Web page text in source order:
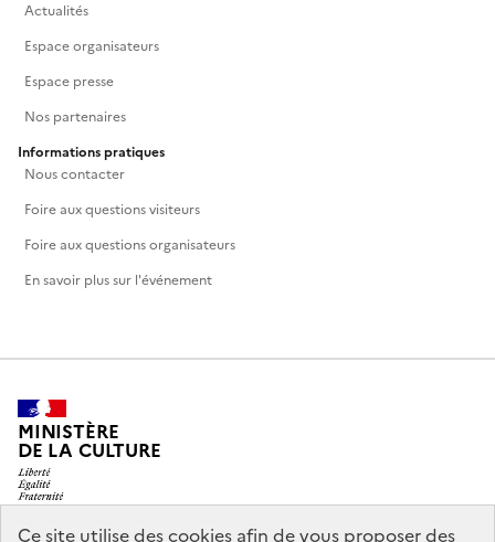
Ce site utilise des cookies afin de vous proposer des
Actualités
Espace organisateurs
Espace presse
Nos partenaires
Informations pratiques
Nous contacter
Foire aux questions visiteurs
Foire aux questions organisateurs
En savoir plus sur l'événement
MINISTÈRE
DE LA CULTURE